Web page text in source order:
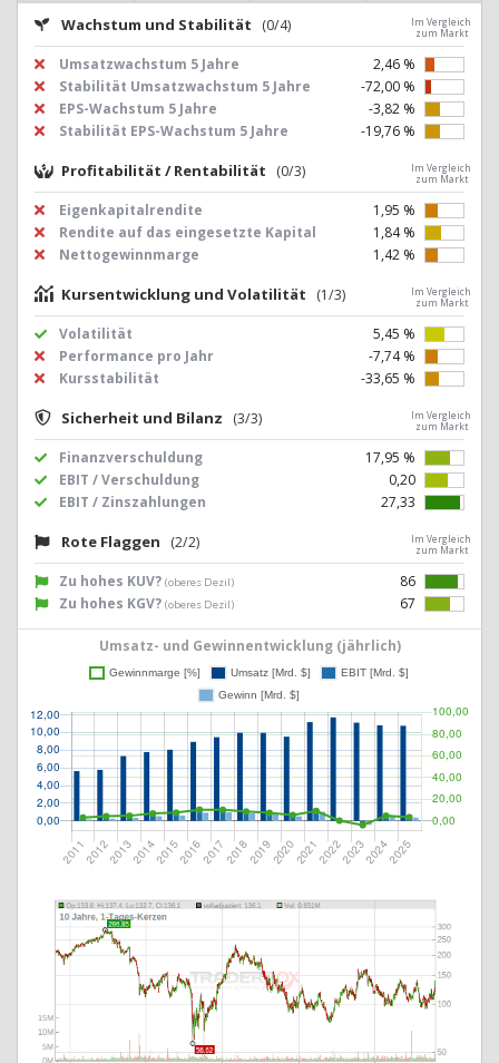
Wachstum und Stabilität (0/4)
Im Vergleich
zum Markt
Umsatzwachstum 5 Jahre
2,46 %
Stabilität Umsatzwachstum 5 Jahre
-72,00 %
EPS-Wachstum 5 Jahre
-3,82 %
Stabilität EPS-Wachstum 5 Jahre
-19,76 %
Profitabilität / Rentabilität (0/3)
Im Vergleich
zum Markt
Eigenkapitalrendite
1,95 %
Rendite auf das eingesetzte Kapital
1,84 %
Nettogewinnmarge
1,42 %
Kursentwicklung und Volatilität (1/3)
Im Vergleich
zum Markt
Volatilität
5,45 %
Performance pro Jahr
-7,74 %
Kursstabilität
-33,65 %
Sicherheit und Bilanz (3/3)
Im Vergleich
zum Markt
Finanzverschuldung
17,95 %
EBIT / Verschuldung
0,20
EBIT / Zinszahlungen
27,33
Rote Flaggen (2/2)
Im Vergleich
zum Markt
Zu hohes KUV? (oberes Dezil)
86
Zu hohes KGV? (oberes Dezil) 67
Umsatz- und Gewinnentwicklung (jährlich)